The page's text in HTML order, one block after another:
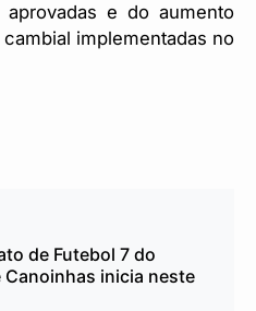
aprovadas e do aumento
implementadas no
de Futebol 7 do
Canoinhas inicia neste